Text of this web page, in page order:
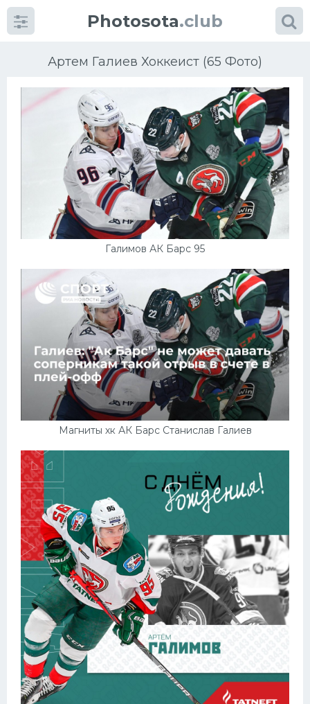
Photosota.club
Артем Галиев Хоккеист (65 Фото)
Галимов АК Барс 95
Магниты хк АК Барс Станислав Галиев
КатегорииФото
Еще картинки...
Футбол
Хоккей
Конькобежный спорт
Тренажеры
Интерьер квартиры